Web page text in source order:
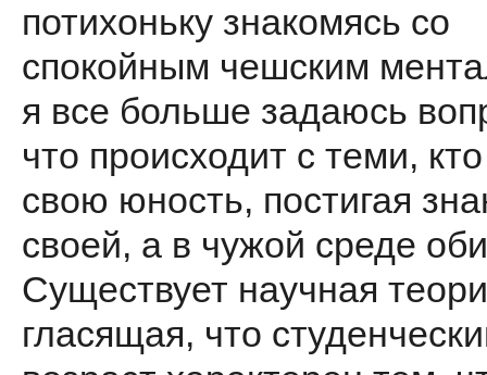
потихоньку знакомясь со
спокойным чешским
я все больше задаюсь
что происходит с теми,
свою юность, постигая
своей, а в чужой среде
Существует научная
гласящая, что